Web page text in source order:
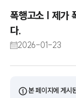
폭행고소 | 제가
다.
2026-01-23
ⓘ본 페이지에 게시